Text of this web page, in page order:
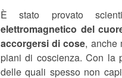
È stato provato
elettromagnetico del
accorgersi di cose, anche
piani di coscienza. Con la
delle quali spesso non